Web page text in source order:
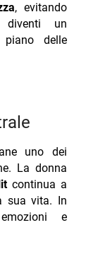
, evitando
diventi un
delle
uno dei
La donna
continua a
sua vita. In
e